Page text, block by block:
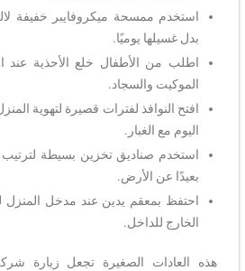
استخدم ممسحة ميكروفايبر خفيفة
بدل غسيلها يوميًا.
اطلب من الأطفال خلع الأحذية عند
الموكيت والسجاد.
افتح النوافذ لفترات قصيرة لتهوية
اليوم مع الغبار.
استخدم صناديق تخزين بسيطة لترتيب
بعيدًا عن الأرض.
احتفظ بمعقم يدين عند مدخل المنزل
الخارج للداخل.
هذه العادات الصغيرة تجعل زيارة